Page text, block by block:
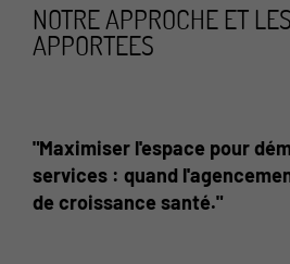
NOTRE APPROCHE ET
APPORTEES
"Maximiser l'espace pour
services : quand
de croissance santé."